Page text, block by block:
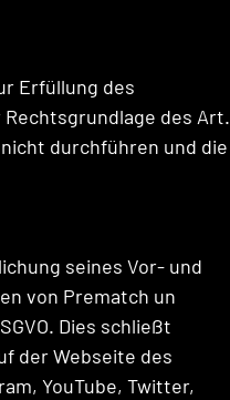
Erfüllung des
des Art.
nicht durchführen und die
seines Vor- und
von Prematch un
Dies schließt
der Webseite des
YouTube, Twitter,